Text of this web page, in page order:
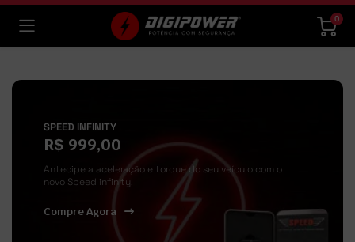
0
SPEED INFINITY
R$ 999,00
Antecipe a aceleração e torque do seu veículo com o
novo Speed infinity.
Compre Agora